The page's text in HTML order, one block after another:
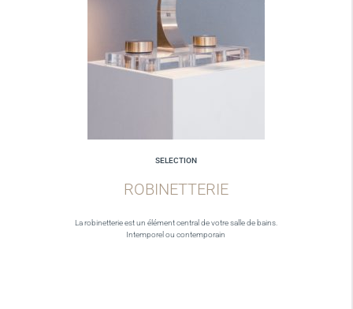
SELECTION
ROBINETTERIE
La robinetterie est un élément central de votre salle de bains.
Intemporel ou contemporain